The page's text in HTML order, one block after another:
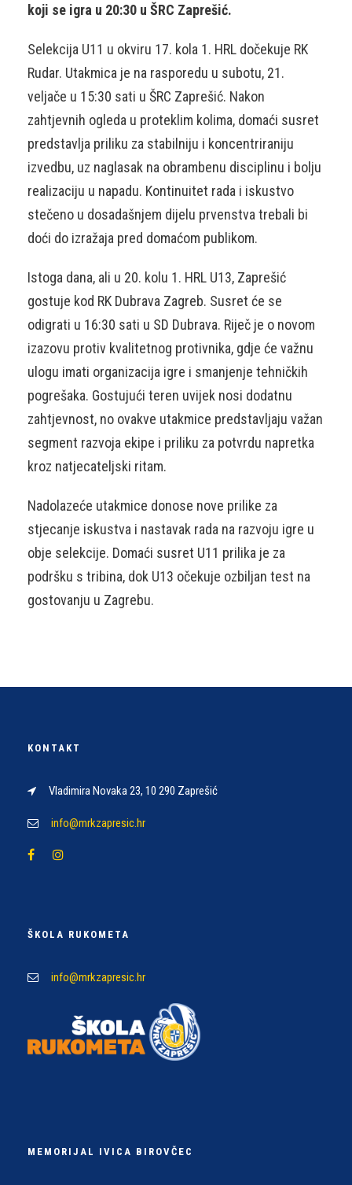
koji se igra u 20:30 u ŠRC Zaprešić.
Selekcija U11 u okviru 17. kola 1. HRL dočekuje RK
Rudar. Utakmica je na rasporedu u subotu, 21.
veljače u 15:30 sati u ŠRC Zaprešić. Nakon
zahtjevnih ogleda u proteklim kolima, domaći susret
predstavlja priliku za stabilniju i koncentriraniju
izvedbu, uz naglasak na obrambenu disciplinu i bolju
realizaciju u napadu. Kontinuitet rada i iskustvo
stečeno u dosadašnjem dijelu prvenstva trebali bi
doći do izražaja pred domaćom publikom.
Istoga dana, ali u 20. kolu 1. HRL U13, Zaprešić
gostuje kod RK Dubrava Zagreb. Susret će se
odigrati u 16:30 sati u SD Dubrava. Riječ je o novom
izazovu protiv kvalitetnog protivnika, gdje će važnu
ulogu imati organizacija igre i smanjenje tehničkih
pogrešaka. Gostujući teren uvijek nosi dodatnu
zahtjevnost, no ovakve utakmice predstavljaju važan
segment razvoja ekipe i priliku za potvrdu napretka
kroz natjecateljski ritam.
Nadolazeće utakmice donose nove prilike za
stjecanje iskustva i nastavak rada na razvoju igre u
obje selekcije. Domaći susret U11 prilika je za
podršku s tribina, dok U13 očekuje ozbiljan test na
gostovanju u Zagrebu.
KONTAKT
Vladimira Novaka 23, 10 290 Zaprešić
info@mrkzapresic.hr
ŠKOLA RUKOMETA
info@mrkzapresic.hr
MEMORIJAL IVICA BIROVČEC